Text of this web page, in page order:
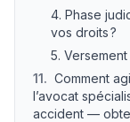
4. Phase
vos droits ?
5.
11. Comment
l’avocat
accident —